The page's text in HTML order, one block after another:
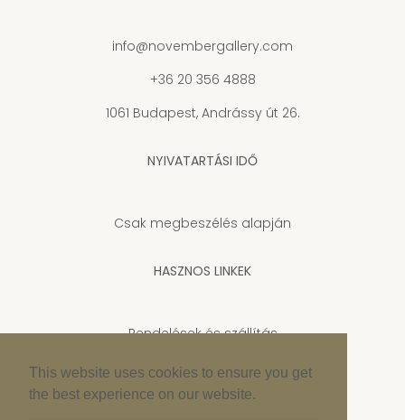
This website uses cookies to ensure you get
the best experience on our website.
info@novembergallery.com
+36 20 356 4888
1061 Budapest, Andrássy út 26.
NYIVATARTÁSI IDŐ
Csak megbeszélés alapján
HASZNOS LINKEK
Rendelések és szállítás
Adatkezelési tájékoztató
Cookie szabályzat